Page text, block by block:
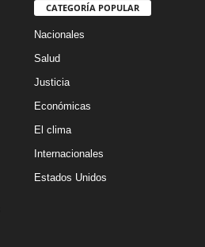
CATEGORÍA POPULAR
Nacionales
Salud
Justicia
Económicas
El clima
Internacionales
Estados Unidos